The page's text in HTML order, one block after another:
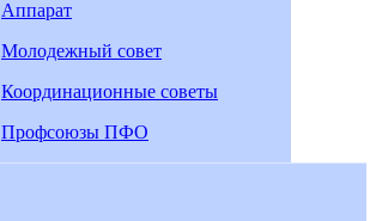
Аппарат
Молодежный совет
Координационные советы
Профсоюзы ПФО